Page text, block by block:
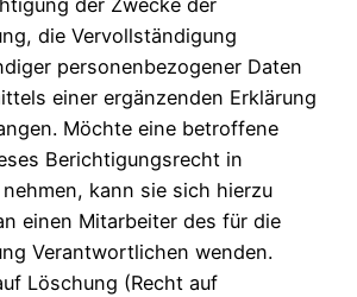
der Zwecke der
die Vervollständigung
personenbezogener Daten
einer ergänzenden Erklärung
Möchte eine betroffene
Berichtigungsrecht in
kann sie sich hierzu
einen Mitarbeiter des für die
Verantwortlichen wenden.
Löschung (Recht auf